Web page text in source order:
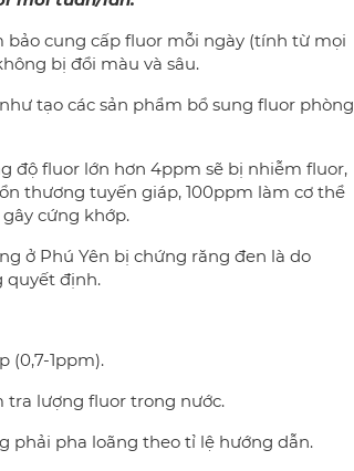
bảo cung cấp fluor mỗi ngày (tính từ mọi
bị đổi màu và sâu.
tạo các sản phẩm bổ sung fluor phòng
độ fluor lớn hơn 4ppm sẽ bị nhiễm fluor,
thương tuyến giáp, 100ppm làm cơ thể
cứng khớp.
ở Phú Yên bị chứng răng đen là do
quyết định.
(0,7-1ppm).
tra lượng fluor trong nước.
phải pha loãng theo tỉ lệ hướng dẫn.